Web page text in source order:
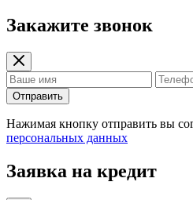
Закажите звонок
Отправить
Нажимая кнопку отправить вы
персональных данных
Заявка на кредит